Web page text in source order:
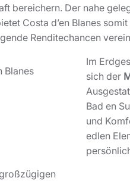
bereichern. Der nahe
Costa d’en Blanes
Renditechancen
Im
sich der
Bad en
und
edlen